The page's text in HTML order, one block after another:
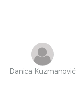
Danica Kuzmanović